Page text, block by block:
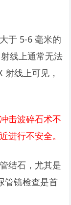
于 5-6 毫米的
线上通常无法
线上可见，
击波碎石术不
进行不安全。
结石，尤其是
管镜检查是首